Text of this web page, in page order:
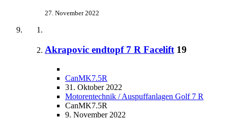
27. November 2022
Akrapovic endtopf 7 R Facelift 19
CanMK7.5R
31. Oktober 2022
Motorentechnik / Auspuffanlagen Golf 7 R
CanMK7.5R
9. November 2022